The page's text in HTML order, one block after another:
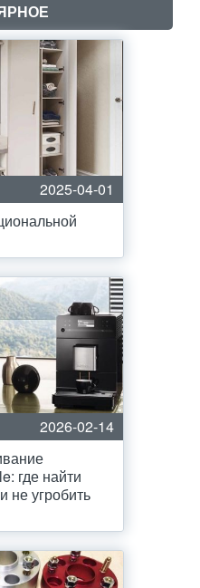
2025-04-01
2026-02-14
где найти
не угробить